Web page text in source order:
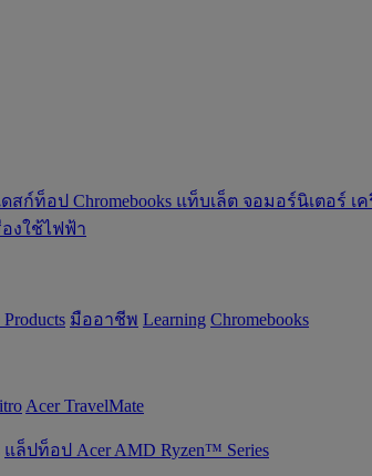
ดสก์ท็อป Chromebooks แท็บเล็ต จอมอร์นิเตอร์ เ
องใช้ไฟฟ้า
Products มืออาชีพ ‌Learning Chromebooks
Acer TravelMate
แล็ปท็อป Acer AMD Ryzen™ Series